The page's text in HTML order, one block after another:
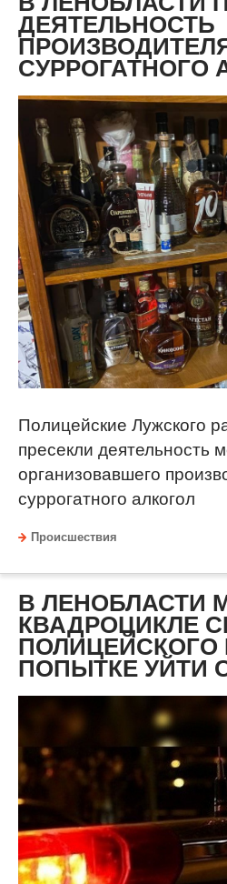
ДЕЯТЕЛЬНОСТЬ
СУРРОГАТНОГО
Полицейские Лужского
пресекли деятельность
организовавшего
суррогатного алкогол
Происшествия
В ЛЕНОБЛАСТИ
КВАДРОЦИКЛЕ
ПОЛИЦЕЙСКОГО
ПОПЫТКЕ УЙТИ